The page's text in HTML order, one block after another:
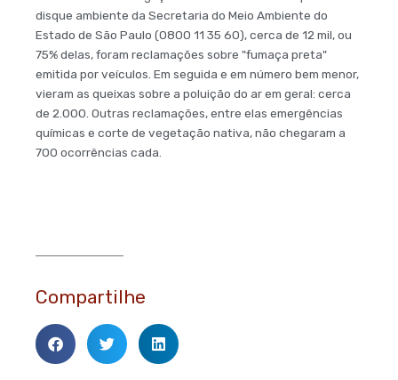
disque ambiente da Secretaria do Meio Ambiente do
Estado de São Paulo (0800 11 35 60), cerca de 12 mil, ou
75% delas, foram reclamações sobre "fumaça preta"
emitida por veículos. Em seguida e em número bem menor,
vieram as queixas sobre a poluição do ar em geral: cerca
de 2.000. Outras reclamações, entre elas emergências
químicas e corte de vegetação nativa, não chegaram a
700 ocorrências cada.
Compartilhe